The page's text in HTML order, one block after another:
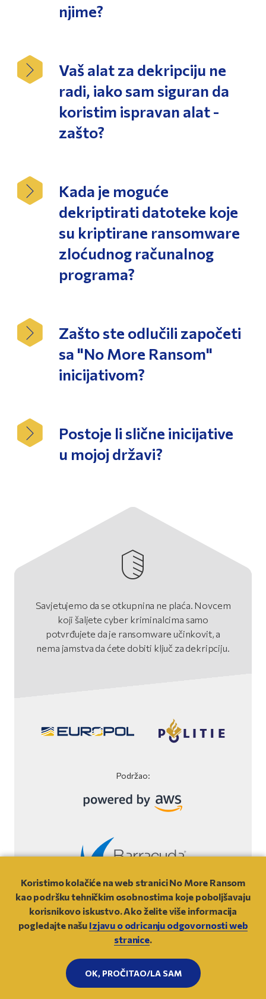
MORERANSOM
njime?
Vaš alat za dekripciju ne
radi, iako sam siguran da
koristim ispravan alat -
zašto?
Kada je moguće
dekriptirati datoteke koje
su kriptirane ransomware
zloćudnog računalnog
programa?
Zašto ste odlučili započeti
sa "No More Ransom"
inicijativom?
Postoje li slične inicijative
u mojoj državi?
Savjetujemo da se otkupnina ne plaća. Novcem
koji šaljete cyber kriminalcima samo
potvrđujete da je ransomware učinkovit, a
nema jamstva da ćete dobiti ključ za dekripciju.
Podržao:
Izjava o odricanju odgovornosti Web stranice
© 2021- NO MORE RANSOM
IDI GORE
Koristimo kolačiće na web stranici No More Ransom
kao podršku tehničkim osobnostima koje poboljšavaju
korisnikovo iskustvo. Ako želite više informacija
pogledajte našu Izjavu o odricanju odgovornosti web
stranice.
OK, PROČITAO/LA SAM